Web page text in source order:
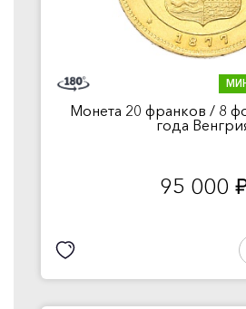
Монета 20 франков / 8
года
95 000